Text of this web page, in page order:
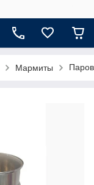
Мармиты